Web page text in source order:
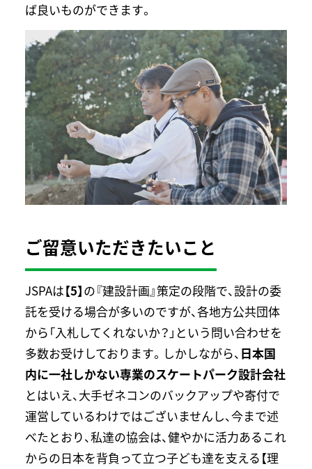
ば良いものができます。
ご留意いただきたいこと
JSPAは【5】の『建設計画』策定の段階で、設計の委
託を受ける場合が多いのですが、各地方公共団体
から「入札してくれないか？」という問い合わせを
多数お受けしております。しかしながら、 日本国
内に一社しかない専業のスケートパーク設計会社
とはいえ、大手ゼネコンのバックアップや寄付で
運営しているわけではございませんし、今まで述
べたとおり、私達の協会は、健やかに活力あるこれ
からの日本を背負って立つ子ども達を支える【理